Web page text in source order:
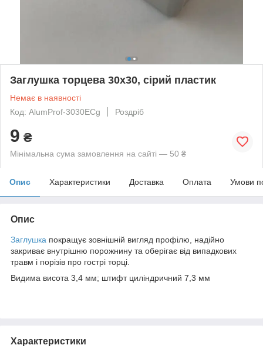
Заглушка торцева 30х30, сірий пластик
Немає в наявності
Код: AlumProf-3030ECg
Роздріб
9 ₴
Мінімальна сума замовлення на сайті — 50 ₴
Опис Характеристики Доставка Оплата Умови
Опис
Заглушка покращує зовнішній вигляд профілю, надійно
закриває внутрішню порожнину та оберігає від випадкових
травм і порізів про гострі торці.
Видима висота 3,4 мм; штифт циліндричний 7,3 мм
Характеристики